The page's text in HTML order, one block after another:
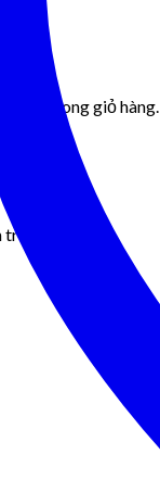
trong giỏ hàng.
trong giỏ hàng.